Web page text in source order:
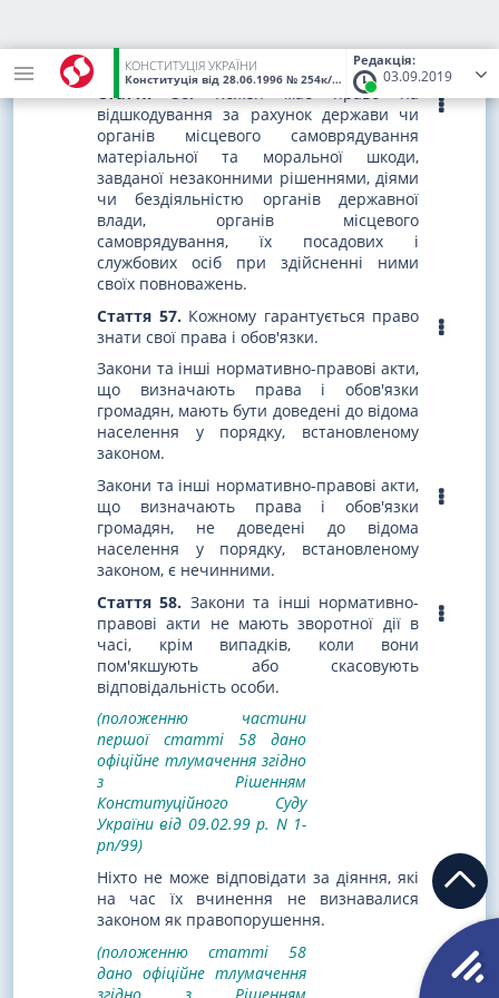
Редакція:
03.09.2019
КОНСТИТУЦІЯ УКРАЇНИ
Конституція від 28.06.1996 № 254к/96-ВР (Статус:Чинний)
порушень і протиправних посягань.
Стаття 56.Кожен має право на
відшкодування за рахунок держави чи
органів місцевого самоврядування
матеріальної та моральної шкоди,
завданої незаконними рішеннями, діями
чи бездіяльністю органів державної
влади, органів місцевого
самоврядування, їх посадових і
службових осіб при здійсненні ними
своїх повноважень.
Стаття 57.Кожному гарантується право
знати свої права і обов'язки.
Закони та інші нормативно-правові акти,
що визначають права і обов'язки
громадян, мають бути доведені до відома
населення у порядку, встановленому
законом.
Закони та інші нормативно-правові акти,
що визначають права і обов'язки
громадян, не доведені до відома
населення у порядку, встановленому
законом, є нечинними.
Стаття 58. Закони та інші нормативно-
правові акти не мають зворотної дії в
часі, крім випадків, коли вони
пом'якшують або скасовують
відповідальність особи.
(положенню частини
першої статті 58 дано
офіційне тлумачення згідно
з Рішенням
Конституційного Суду
України від 09.02.99 р. N 1-
рп/99)
Ніхто не може відповідати за діяння, які
на час їх вчинення не визнавалися
законом як правопорушення.
(положенню статті 58
дано офіційне тлумачення